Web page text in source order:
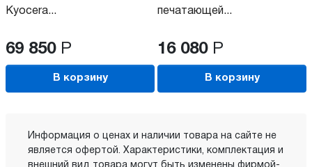
Kyocera...
69 850 Р
В корзину
печатающей...
16 080 Р
В корзину
Информация о ценах и наличии товара на сайте не
является офертой. Характеристики, комплектация и
внешний вид товара могут быть изменены фирмой-